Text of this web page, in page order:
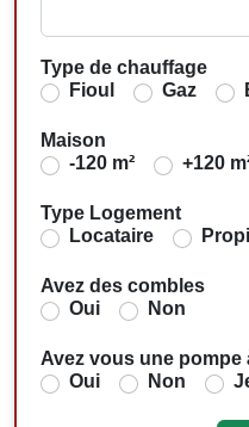
Type de chauffage
Fioul
Gaz
Maison
-120 m²
+120
Type Logement
Locataire
Avez des combles
Oui
Non
Avez vous une pompe
Oui
Non